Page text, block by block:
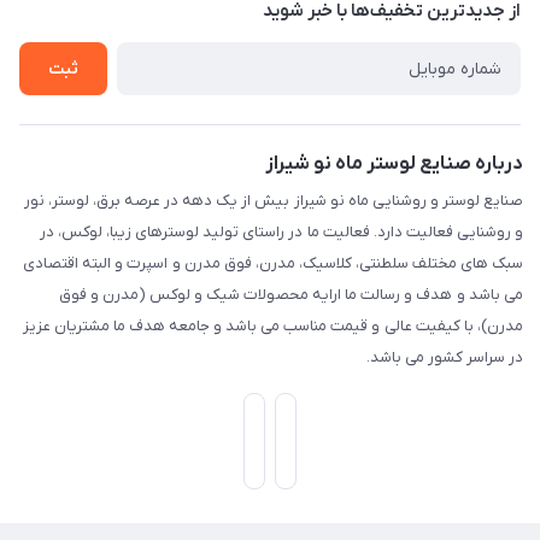
تماس با ما
راهنما
از جدید‌ترین تخفیف‌ها با‌ خبر شوید
ثبت
درباره صنایع لوستر ماه نو شیراز
صنایع لوستر و روشنایی ماه نو شیراز بیش از یک دهه در عرصه برق، لوستر، نور
و روشنایی فعالیت دارد. فعالیت ما در راستای تولید لوسترهای زیبا، لوکس، در
سبک های مختلف سلطنتی، کلاسیک، مدرن، فوق مدرن و اسپرت و البته اقتصادی
می باشد و هدف و رسالت ما ارایه محصولات شیک و لوکس (مدرن و فوق
مدرن)، با کیفیت عالی و قیمت مناسب می باشد و جامعه هدف ما مشتریان عزیز
در سراسر کشور می باشد.